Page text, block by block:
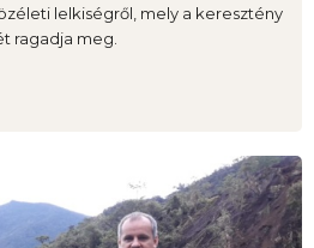
lelkiségről, mely a keresztény
ragadja meg.